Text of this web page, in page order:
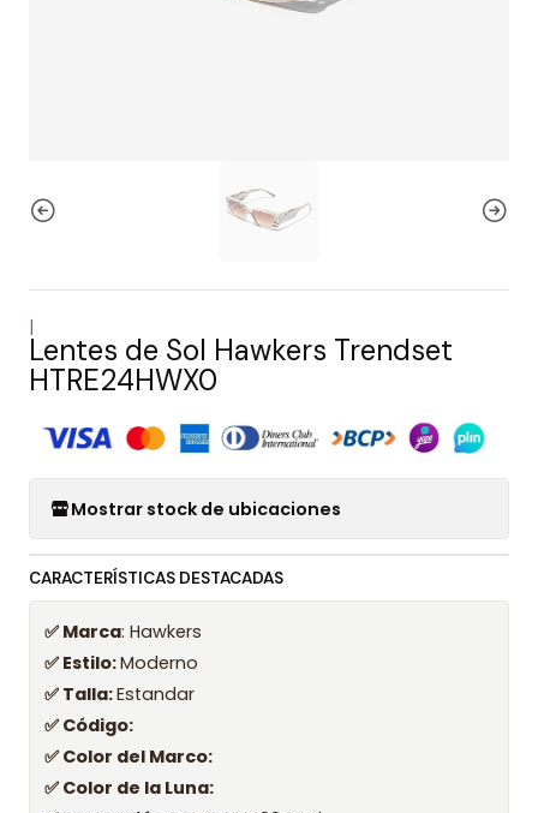
|
Lentes de Sol Hawkers Trendset
HTRE24HWX0
Mostrar stock de ubicaciones
CARACTERÍSTICAS DESTACADAS
✅ Marca: Hawkers
✅ Estilo:Moderno
✅ Talla:Estandar
✅ Código:
✅ Color del Marco:
✅ Color de la Luna: